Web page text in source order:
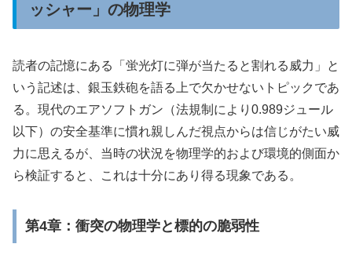
ッシャー」の物理学
読者の記憶にある「蛍光灯に弾が当たると割れる威力」と
いう記述は、銀玉鉄砲を語る上で欠かせないトピックであ
る。現代のエアソフトガン（法規制により0.989ジュール
以下）の安全基準に慣れ親しんだ視点からは信じがたい威
力に思えるが、当時の状況を物理学的および環境的側面か
ら検証すると、これは十分にあり得る現象である。
第4章：衝突の物理学と標的の脆弱性